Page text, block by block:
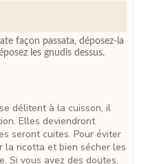
façon passata, déposez-la
les gnudis dessus.
Elles deviendront
seront cuites. Pour éviter
ricotta et bien sécher les
Si vous avez des doutes,